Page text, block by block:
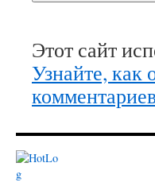
Этот сайт
Узнайте, как